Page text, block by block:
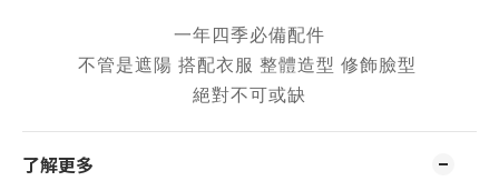
一年四季必備配件
不管是遮陽 搭配衣服 整體造型 修飾臉型
絕對不可或缺
了解更多